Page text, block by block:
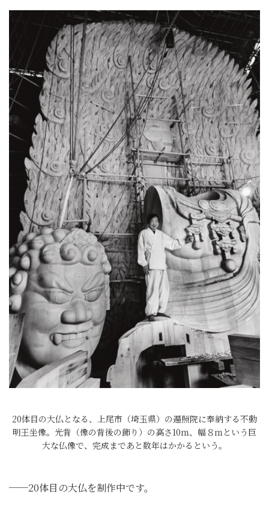
20体目の大仏となる、上尾市（埼玉県）の遍照院に奉納する不動
明王坐像。光背（像の背後の飾り）の高さ10ｍ、幅８ｍという巨
大な仏像で、完成まであと数年はかかるという。
──20体目の大仏を制作中です。